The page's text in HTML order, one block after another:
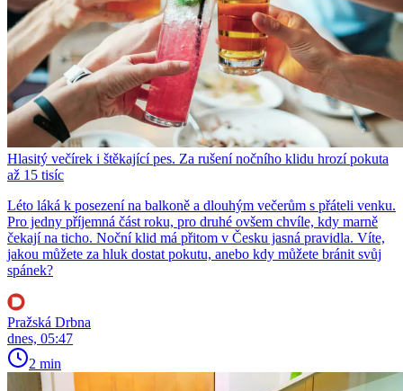
Hlasitý večírek i štěkající pes. Za rušení nočního klidu hrozí pokuta
až 15 tisíc
Léto láká k posezení na balkoně a dlouhým večerům s přáteli venku.
Pro jedny příjemná část roku, pro druhé ovšem chvíle, kdy marně
čekají na ticho. Noční klid má přitom v Česku jasná pravidla. Víte,
jakou můžete za hluk dostat pokutu, anebo kdy můžete bránit svůj
spánek?
Pražská Drbna
dnes, 05:47
2 min